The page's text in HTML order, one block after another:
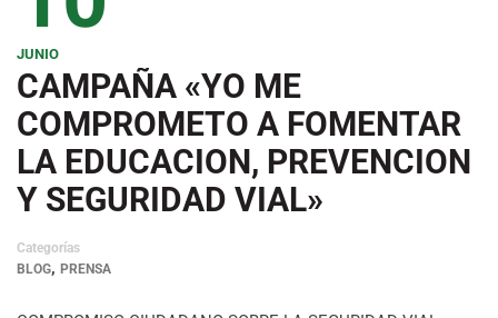
JUNIO
CAMPAÑA «YO ME
COMPROMETO A FOMENTAR
LA EDUCACION, PREVENCION
Y SEGURIDAD VIAL»
Categorías
BLOG, PRENSA